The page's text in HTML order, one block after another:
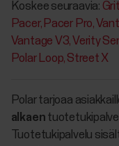
Koskee seuraavia:
Pacer Pacer Pro
Vantage V3 Verity
Polar Loop Street X
Polar tarjoaa
alkaen
Tuotetukipalvelu